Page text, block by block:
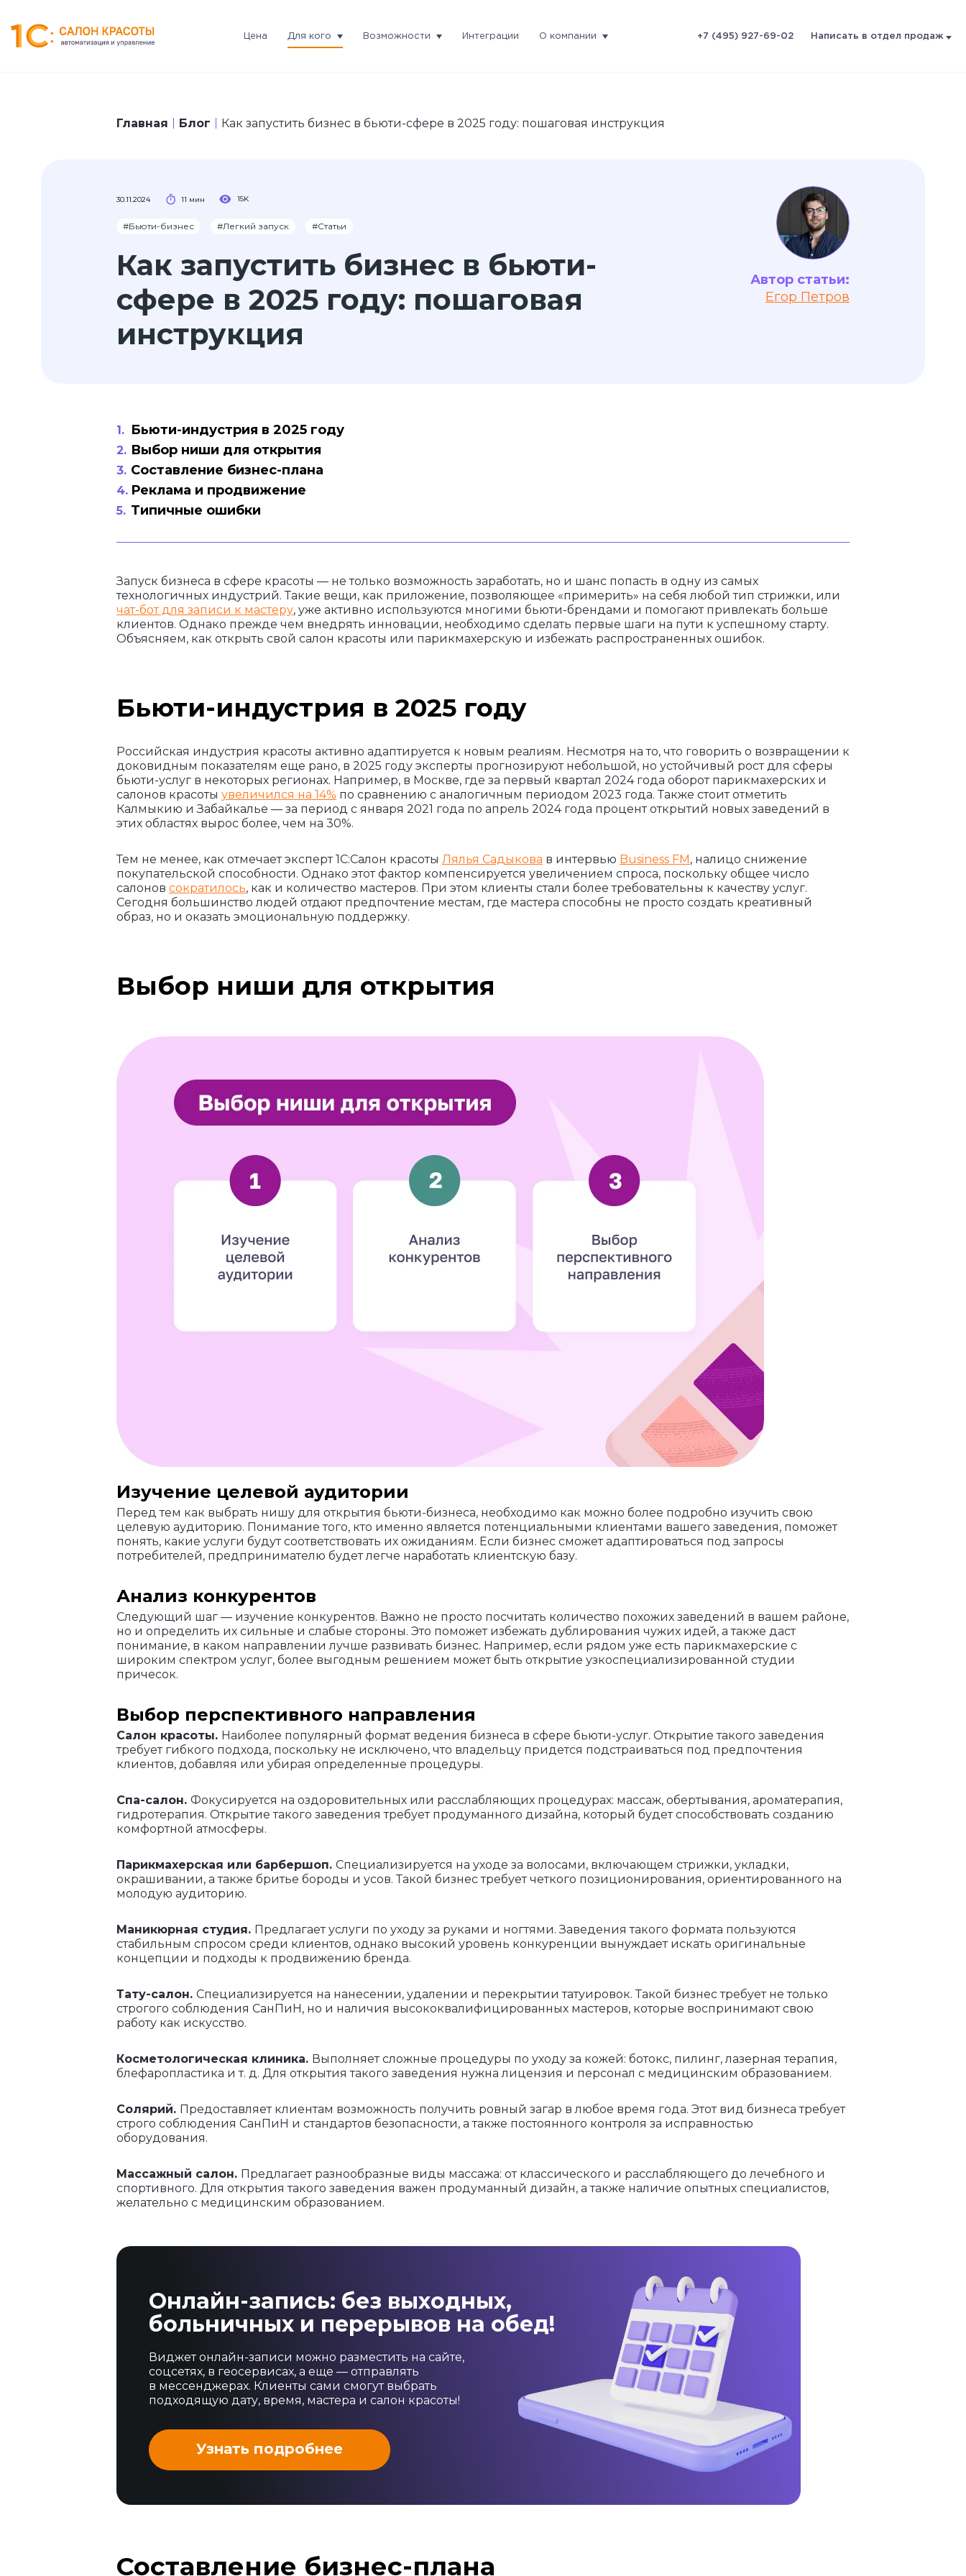
Цена Для кого Возможности Интеграции О компании +7 (495) 927-69-02 Написать в отдел продаж
Главная Блог Как запустить бизнес в бьюти-сфере в 2025 году: пошаговая инструкция
30.11.2024 11 мин 15K
Автор статьи:
Егор Петров
#Бьюти-бизнес #Легкий запуск #Статьи
Как запустить бизнес в бьюти-
сфере в 2025 году: пошаговая
инструкция
Бьюти-индустрия в 2025 году
Выбор ниши для открытия
Составление бизнес-плана
Реклама и продвижение
Типичные ошибки
Запуск бизнеса в сфере красоты — не только возможность заработать, но и шанс попасть в одну из самых
технологичных индустрий. Такие вещи, как приложение, позволяющее «примерить» на себя любой тип стрижки, или
чат-бот для записи к мастеру, уже активно используются многими бьюти-брендами и помогают привлекать больше
клиентов. Однако прежде чем внедрять инновации, необходимо сделать первые шаги на пути к успешному старту.
Объясняем, как открыть свой салон красоты или парикмахерскую и избежать распространенных ошибок.
Бьюти-индустрия в 2025 году
Российская индустрия красоты активно адаптируется к новым реалиям. Несмотря на то, что говорить о возвращении к
доковидным показателям еще рано, в 2025 году эксперты прогнозируют небольшой, но устойчивый рост для сферы
бьюти-услуг в некоторых регионах. Например, в Москве, где за первый квартал 2024 года оборот парикмахерских и
салонов красоты увеличился на 14% по сравнению с аналогичным периодом 2023 года. Также стоит отметить
Калмыкию и Забайкалье — за период с января 2021 года по апрель 2024 года процент открытий новых заведений в
этих областях вырос более, чем на 30%.
Тем не менее, как отмечает эксперт 1С:Салон красоты Лялья Садыкова в интервью Business FM, налицо снижение
покупательской способности. Однако этот фактор компенсируется увеличением спроса, поскольку общее число
салонов сократилось, как и количество мастеров. При этом клиенты стали более требовательны к качеству услуг.
Сегодня большинство людей отдают предпочтение местам, где мастера способны не просто создать креативный
образ, но и оказать эмоциональную поддержку.
Выбор ниши для открытия
Изучение целевой аудитории
Перед тем как выбрать нишу для открытия бьюти-бизнеса, необходимо как можно более подробно изучить свою
целевую аудиторию. Понимание того, кто именно является потенциальными клиентами вашего заведения, поможет
понять, какие услуги будут соответствовать их ожиданиям. Если бизнес сможет адаптироваться под запросы
потребителей, предпринимателю будет легче наработать клиентскую базу.
Анализ конкурентов
Следующий шаг — изучение конкурентов. Важно не просто посчитать количество похожих заведений в вашем районе,
но и определить их сильные и слабые стороны. Это поможет избежать дублирования чужих идей, а также даст
понимание, в каком направлении лучше развивать бизнес. Например, если рядом уже есть парикмахерские с
широким спектром услуг, более выгодным решением может быть открытие узкоспециализированной студии
причесок.
Выбор перспективного направления
Салон красоты. Наиболее популярный формат ведения бизнеса в сфере бьюти-услуг. Открытие такого заведения
требует гибкого подхода, поскольку не исключено, что владельцу придется подстраиваться под предпочтения
клиентов, добавляя или убирая определенные процедуры.
Спа-салон. Фокусируется на оздоровительных или расслабляющих процедурах: массаж, обертывания, ароматерапия,
гидротерапия. Открытие такого заведения требует продуманного дизайна, который будет способствовать созданию
комфортной атмосферы.
Парикмахерская или барбершоп. Специализируется на уходе за волосами, включающем стрижки, укладки,
окрашивании, а также бритье бороды и усов. Такой бизнес требует четкого позиционирования, ориентированного на
молодую аудиторию.
Маникюрная студия. Предлагает услуги по уходу за руками и ногтями. Заведения такого формата пользуются
стабильным спросом среди клиентов, однако высокий уровень конкуренции вынуждает искать оригинальные
концепции и подходы к продвижению бренда.
Тату-салон. Специализируется на нанесении, удалении и перекрытии татуировок. Такой бизнес требует не только
строгого соблюдения СанПиН, но и наличия высококвалифицированных мастеров, которые воспринимают свою
работу как искусство.
Косметологическая клиника. Выполняет сложные процедуры по уходу за кожей: ботокс, пилинг, лазерная терапия,
блефаропластика и т. д. Для открытия такого заведения нужна лицензия и персонал с медицинским образованием.
Солярий. Предоставляет клиентам возможность получить ровный загар в любое время года. Этот вид бизнеса требует
строго соблюдения СанПиН и стандартов безопасности, а также постоянного контроля за исправностью
оборудования.
Массажный салон. Предлагает разнообразные виды массажа: от классического и расслабляющего до лечебного и
спортивного. Для открытия такого заведения важен продуманный дизайн, а также наличие опытных специалистов,
желательно с медицинским образованием.
Онлайн-запись: без выходных,
больничных и перерывов на обед!
Виджет онлайн-записи можно разместить на сайте,
соцсетях, в геосервисах, а еще — отправлять
в мессенджерах. Клиенты сами смогут выбрать
подходящую дату, время, мастера и салон красоты!
Узнать подробнее
Составление бизнес-плана